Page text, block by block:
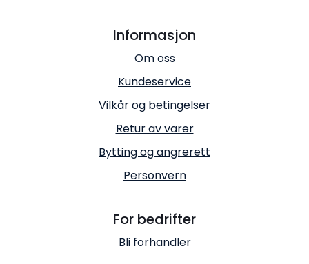
Informasjon
Om oss
Kundeservice
Vilkår og betingelser
Retur av varer
Bytting og angrerett
Personvern
For bedrifter
Bli forhandler